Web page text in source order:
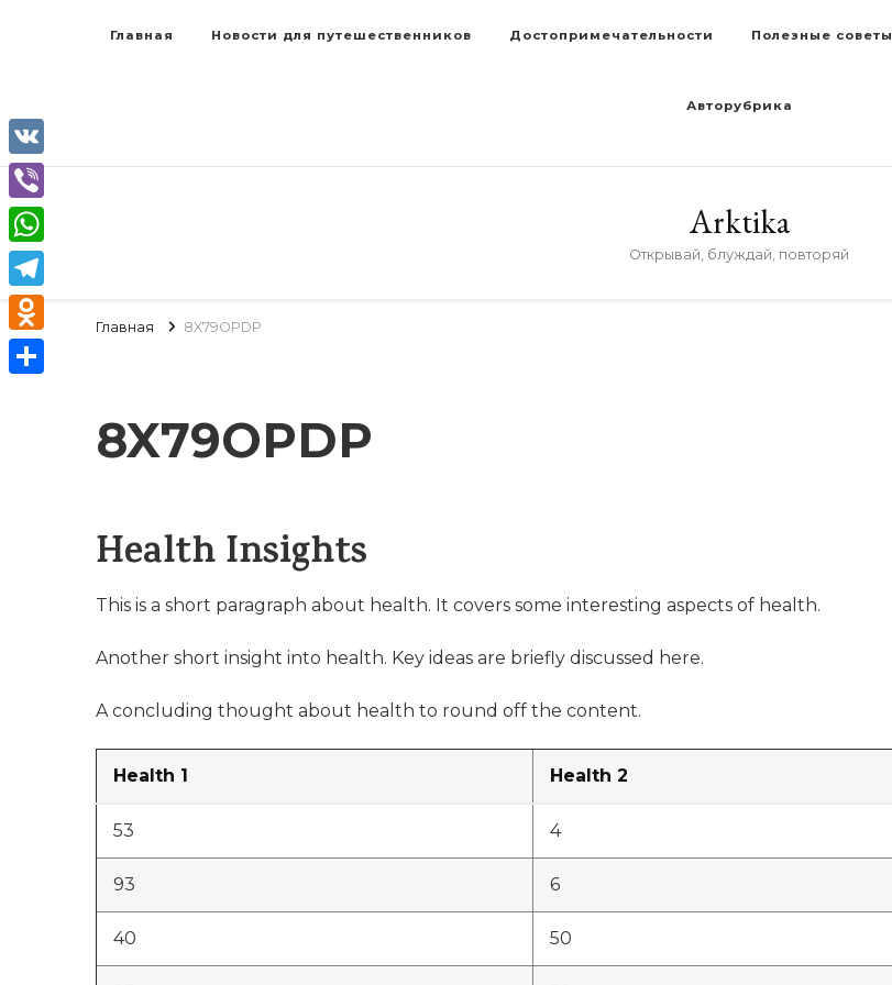
Главная Новости для путешественников Достопримечательности Полезные советы
Авторубрика
Arktika
Открывай, блуждай, повторяй
Главная 8X79OPDP
8X79OPDP
Health Insights
This is a short paragraph about health. It covers some interesting aspects of health.
Another short insight into health. Key ideas are briefly discussed here.
A concluding thought about health to round off the content.
Health 1 Health 2
53 4
93 6
40 50
VK
Viber
WhatsApp
Telegram
Odnoklassniki